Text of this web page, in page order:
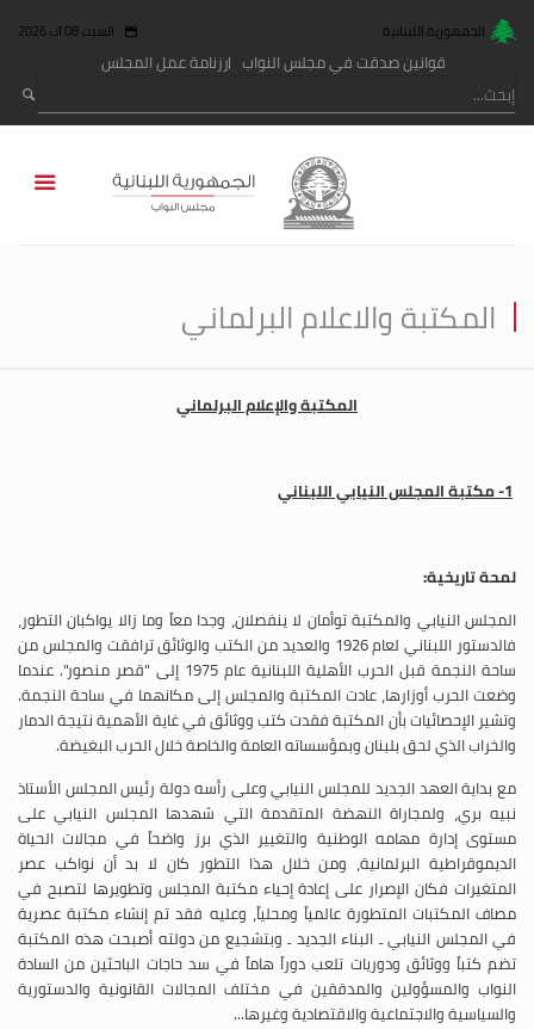
الجمهورية اللبنانية السبت 08 آب 2026
قوانين صدقت في مجلس النواب رزنامة عمل المجلس
المكتبة والاعلام البرلماني
المكتبة والإعلام البرلماني
1- مكتبة المجلس النيابي اللبناني
لمحة تاريخية:
المجلس النيابي والمكتبة توأمان لا ينفصلان، وجدا معاً وما زالا يواكبان التطور،
فالدستور اللبناني لعام 1926 والعديد من الكتب والوثائق ترافقت والمجلس من
ساحة النجمة قبل الحرب الأهلية اللبنانية عام 1975 إلى "قصر منصور". عندما
وضعت الحرب أوزارها، عادت المكتبة والمجلس إلى مكانهما في ساحة النجمة.
وتشير الإحصائيات بأن المكتبة فقدت كتب ووثائق في غاية الأهمية نتيجة الدمار
والخراب الذي لحق بلبنان وبمؤسساته العامة والخاصة خلال الحرب البغيضة.
مع بداية العهد الجديد للمجلس النيابي وعلى رأسه دولة رئيس المجلس الأستاذ
نبيه بري، ولمجاراة النهضة المتقدمة التي شهدها المجلس النيابي على
مستوى إدارة مهامه الوطنية والتغيير الذي برز واضحاً في مجالات الحياة
الديموقراطية البرلمانية، ومن خلال هذا التطور كان لا بد أن نواكب عصر
المتغيرات فكان الإصرار على إعادة إحياء مكتبة المجلس وتطويرها لتصبح في
مصاف المكتبات المتطورة عالمياً ومحلياً، وعليه فقد تم إنشاء مكتبة عصرية
في المجلس النيابي ـ البناء الجديد ـ وبتشجيع من دولته أصبحت هذه المكتبة
تضم كتباً ووثائق ودوريات تلعب دوراً هاماً في سد حاجات الباحثين من السادة
النواب والمسؤولين والمدققين في مختلف المجالات القانونية والدستورية
والسياسية والاجتماعية والاقتصادية وغيرها...